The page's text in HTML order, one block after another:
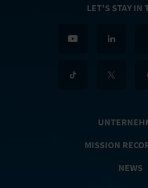
LET'S STAY IN
MISSION
NEWS